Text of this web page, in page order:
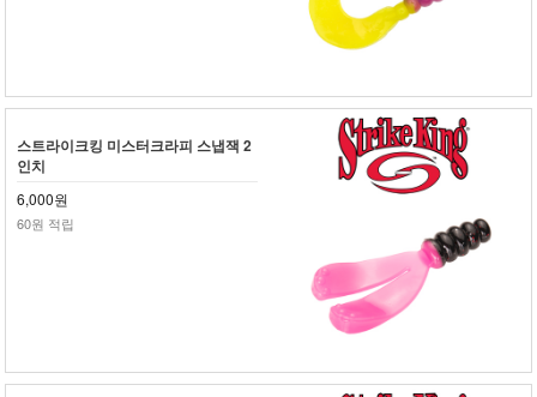
스트라이크킹 미스터크라피 스냅잭 2
인치
6,000원
60원 적립